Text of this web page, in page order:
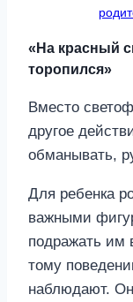
«На красный
торопился»
Вместо
другое
обманывать,
Для ребенка
важными
подражать им
тому
наблюдают.